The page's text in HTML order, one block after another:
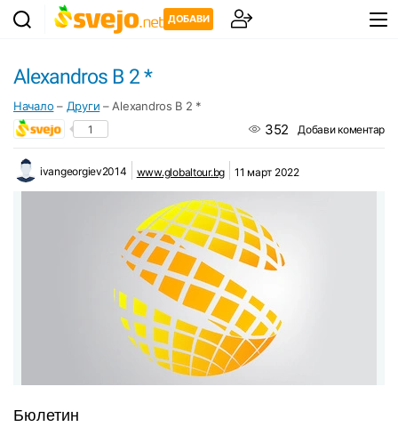
ДОБАВИ
Alexandros B 2 *
Начало – Други – Alexandros B 2 *
1 352 Добави коментар
ivangeorgiev2014 www.globaltour.bg 11 март 2022
Бюлетин